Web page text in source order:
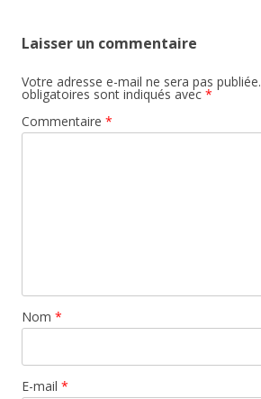
Laisser un commentaire
Votre adresse e-mail ne sera pas publiée.
obligatoires sont indiqués avec *
Commentaire *
Nom *
E-mail *